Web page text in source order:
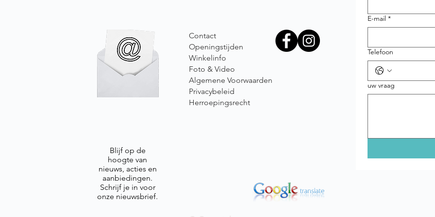
Blijf op de
hoogte van
nieuws, acties en
aanbiedingen.
Schrijf je in voor
onze nieuwsbrief.
Contact
Openingstijden
Winkelinfo
Foto & Video
Algemene Voorwaarden
Privacybeleid
Herroepingsrecht
E-mail *
Telefoon
uw vraag